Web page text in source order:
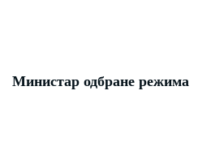
Министар одбране режима